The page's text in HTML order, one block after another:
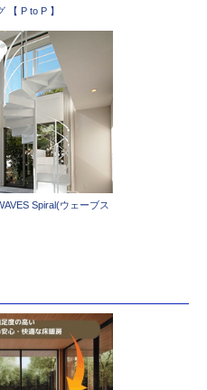
【 P to P 】
Spiral(ウェーブス